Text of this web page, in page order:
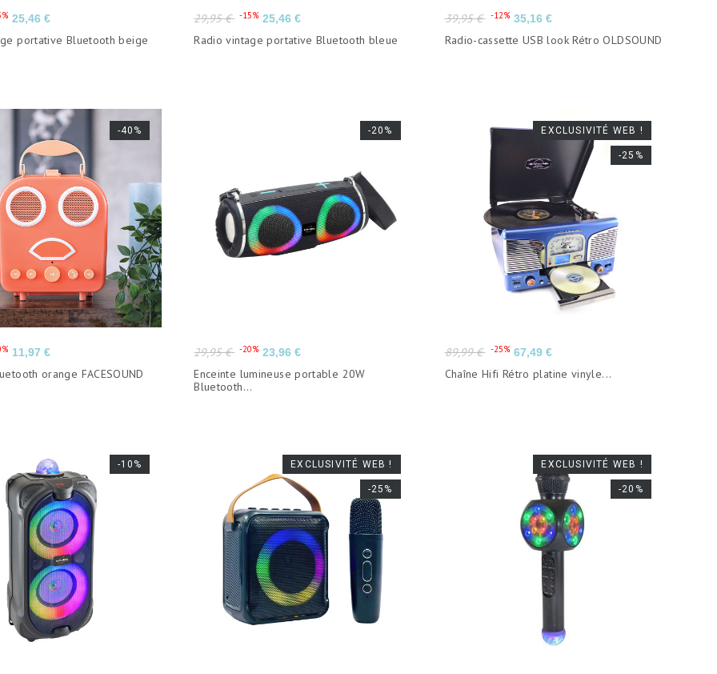
Prix
25,46 €
portative Bluetooth beige
Prix
de
base
29,95 € -15% Prix
25,46 €
Radio vintage portative Bluetooth bleue
Prix
de
base
39,95 € -12% Prix
35,16 €
Radio-cassette USB look Rétro OLDSOUND
-40%
Prix
11,97 €
orange FACESOUND
-20%
Prix
de
base
29,95 € -20% Prix
23,96 €
Enceinte lumineuse portable 20W
Bluetooth...
EXCLUSIVITÉ WEB !
-25%
Prix
de
base
89,99 € -25% Prix
67,49 €
Chaîne Hifi Rétro platine vinyle...
-10% EXCLUSIVITÉ WEB !
-25%
EXCLUSIVITÉ WEB !
-20%